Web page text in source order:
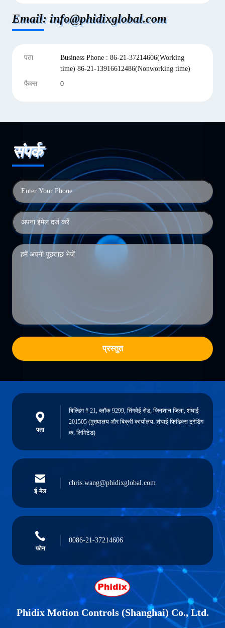
Email: info@phidixglobal.com
पता
Business Phone : 86-21-37214606(Working
time) 86-21-13916612486(Nonworking time)
फैक्स
0
संपर्क
प्रस्तुत
पता
बिल्डिंग # 21, ब्लॉक 9299, तिंगवेई रोड, जिनशान जिला, शंघाई
201505 (मुख्यालय और बिक्री कार्यालय: शंघाई फिडिक्स ट्रेडिंग
कं, लिमिटेड)
ई-मेल
chris.wang@phidixglobal.com
फोन
0086-21-37214606
Phidix Motion Controls (Shanghai) Co., Ltd.